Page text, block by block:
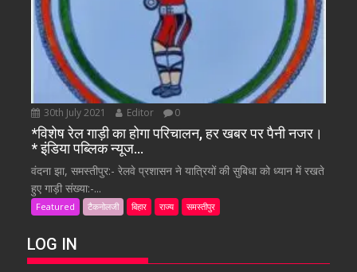
30th July 2021 Editor 0
*विशेष रेल गाड़ी का होगा परिचालन, हर खबर पर पैनी नजर।
* इंडिया पब्लिक न्यूज…
वंदना झा, समस्तीपुर:- रेलवे प्रशासन ने यात्रियों की सुबिधा को ध्यान में रखते
हुए गाड़ी संख्या:-...
Featured टैकनोलजी बिहार राज्य समस्तीपुर
LOG IN